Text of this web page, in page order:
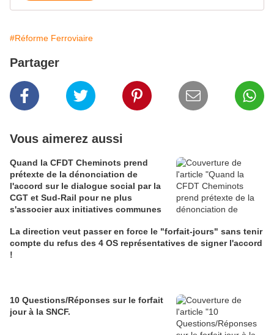
#Réforme Ferroviaire
Partager
Vous aimerez aussi
Quand la CFDT Cheminots prend
prétexte de la dénonciation de
l'accord sur le dialogue social par la
CGT et Sud-Rail pour ne plus
s'associer aux initiatives communes
La direction veut passer en force le "forfait-jours" sans tenir
compte du refus des 4 OS représentatives de signer l'accord
!
10 Questions/Réponses sur le forfait
jour à la SNCF.